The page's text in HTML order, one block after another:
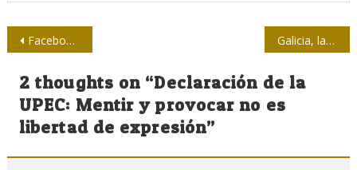
Navegación
de
entradas
Facebook dejará de recomendar grupos políticos y cívicos Galicia, las gallegas y Martí
2 thoughts on “Declaración de la
UPEC: Mentir y provocar no es
libertad de expresión”